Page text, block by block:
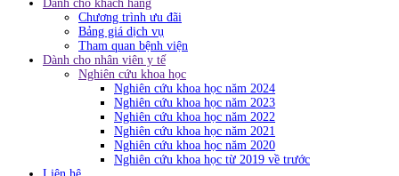
Dành cho khách hàng
Chương trình ưu đãi
Bảng giá dịch vụ
Tham quan bệnh viện
Dành cho nhân viên y tế
Nghiên cứu khoa học
Nghiên cứu khoa học năm 2024
Nghiên cứu khoa học năm 2023
Nghiên cứu khoa học năm 2022
Nghiên cứu khoa học năm 2021
Nghiên cứu khoa học năm 2020
Nghiên cứu khoa học từ 2019 về trước